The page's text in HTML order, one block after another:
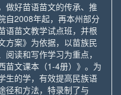
做好苗语苗文的传承、推
自2008年起，再本州部分
语苗文教学试点班，并根
方案》为依据，以苗族民
读和写作学习为重点，
苗文课本（1-4册）》。为
生的学，有效提高民族语
径和方法，特录制了与